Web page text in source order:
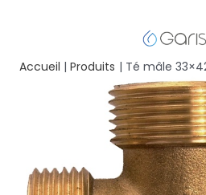
Accueil Produits Té mâle